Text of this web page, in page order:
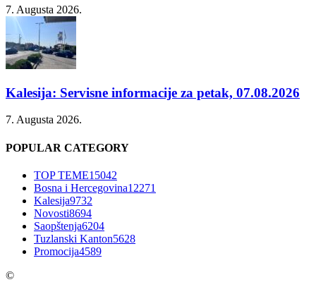
7. Augusta 2026.
Kalesija: Servisne informacije za petak, 07.08.2026
7. Augusta 2026.
POPULAR CATEGORY
TOP TEME15042
Bosna i Hercegovina12271
Kalesija9732
Novosti8694
Saopštenja6204
Tuzlanski Kanton5628
Promocija4589
©